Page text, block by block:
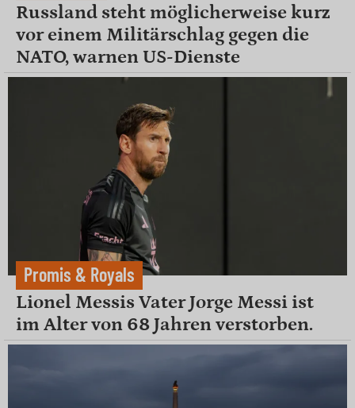
Russland steht möglicherweise kurz
vor einem Militärschlag gegen die
NATO, warnen US-Dienste
Promis & Royals
Lionel Messis Vater Jorge Messi ist
im Alter von 68 Jahren verstorben.